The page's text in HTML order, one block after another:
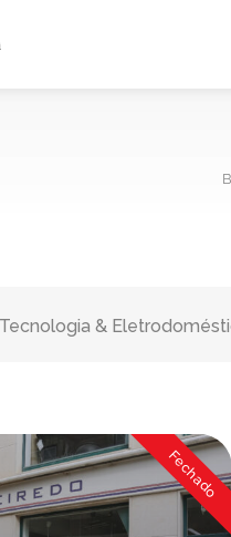
Tecnologia &
Fechado